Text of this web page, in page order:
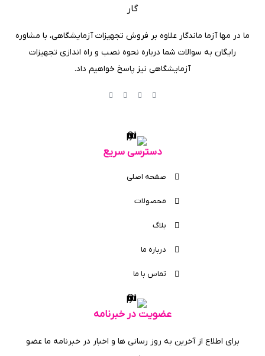
ما در مها آزما ماندگار علاوه بر فروش تجهیزات آزمایشگاهی، با مشاوره
رایگان به سوالات شما درباره نحوه نصب و راه اندازی تجهیزات
آزمایشگاهی نیز پاسخ خواهیم داد.
دسترسی سریع
صفحه اصلی
محصولات
بلاگ
درباره ما
تماس با ما
عضویت در خبرنامه
برای اطلاع از آخرین به روز رسانی ها و اخبار در خبرنامه ما عضو